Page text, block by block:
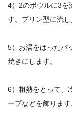
4）2のボウルに3を
す。プリン型に流し
5）お湯をはったバ
焼きにします。
6）粗熱をとって、
ーブなどを飾ります